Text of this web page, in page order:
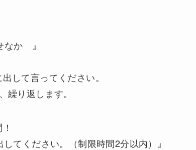
か 』
して言ってください。
り返します。
てください。（制限時間2分以内）』